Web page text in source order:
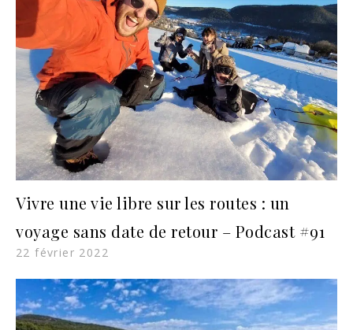
Vivre une vie libre sur les routes : un
voyage sans date de retour – Podcast #91
22 février 2022